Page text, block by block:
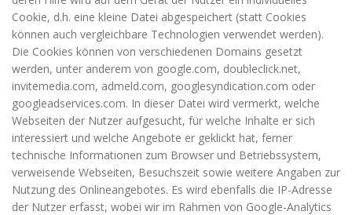
Cookie, d.h. eine kleine Datei abgespeichert (statt Cookies
können auch vergleichbare Technologien verwendet werden).
Die Cookies können von verschiedenen Domains gesetzt
werden, unter anderem von google.com, doubleclick.net,
invitemedia.com, admeld.com, googlesyndication.com oder
googleadservices.com. In dieser Datei wird vermerkt, welche
Webseiten der Nutzer aufgesucht, für welche Inhalte er sich
interessiert und welche Angebote er geklickt hat, ferner
technische Informationen zum Browser und Betriebssystem,
verweisende Webseiten, Besuchszeit sowie weitere Angaben zur
Nutzung des Onlineangebotes. Es wird ebenfalls die IP-Adresse
der Nutzer erfasst, wobei wir im Rahmen von Google-Analytics